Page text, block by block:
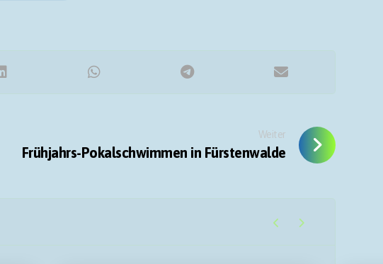
Weiter
Frühjahrs-Pokalschwimmen in Fürstenwalde